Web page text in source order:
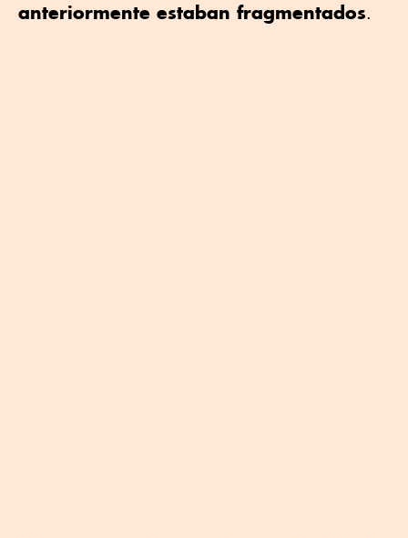
anteriormente estaban fragmentados.